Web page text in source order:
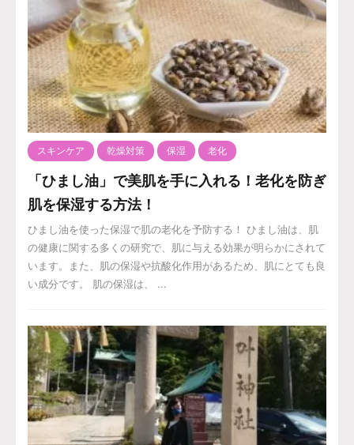
スキンケア 乾燥対策 保湿 老化
「ひまし油」で美肌を手に入れる！老化を防ぎ
肌を保湿する方法！
ひまし油を使った保湿で肌の老化を予防する！ ひまし油は、肌
の健康に関する多くの研究で、肌に与える効果が明らかにされて
います。また、肌の保湿や抗酸化作用があるため、肌にとても良
い成分です。 肌の保湿は、 ...